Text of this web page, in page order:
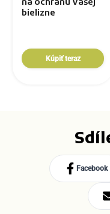
na ochranu vašej
bielizne
Kúpiť teraz
Facebook